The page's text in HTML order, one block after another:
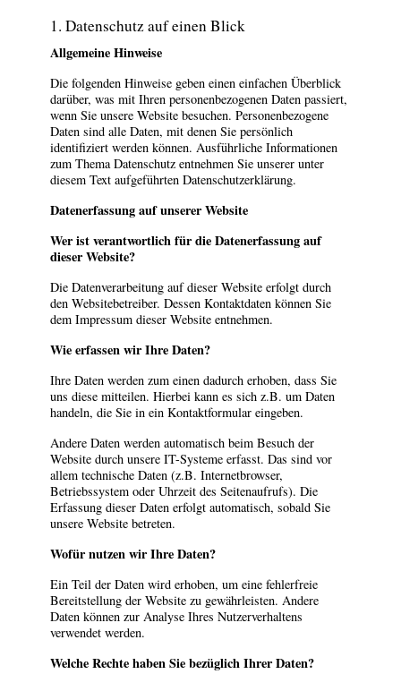
1. Datenschutz auf einen Blick
Allgemeine Hinweise
Die folgenden Hinweise geben einen einfachen Überblick
darüber, was mit Ihren personenbezogenen Daten passiert,
wenn Sie unsere Website besuchen. Personenbezogene
Daten sind alle Daten, mit denen Sie persönlich
identifiziert werden können. Ausführliche Informationen
zum Thema Datenschutz entnehmen Sie unserer unter
diesem Text aufgeführten Datenschutzerklärung.
Datenerfassung auf unserer Website
Wer ist verantwortlich für die Datenerfassung auf
dieser Website?
Die Datenverarbeitung auf dieser Website erfolgt durch
den Websitebetreiber. Dessen Kontaktdaten können Sie
dem Impressum dieser Website entnehmen.
Wie erfassen wir Ihre Daten?
Ihre Daten werden zum einen dadurch erhoben, dass Sie
uns diese mitteilen. Hierbei kann es sich z.B. um Daten
handeln, die Sie in ein Kontaktformular eingeben.
Andere Daten werden automatisch beim Besuch der
Website durch unsere IT-Systeme erfasst. Das sind vor
allem technische Daten (z.B. Internetbrowser,
Betriebssystem oder Uhrzeit des Seitenaufrufs). Die
Erfassung dieser Daten erfolgt automatisch, sobald Sie
unsere Website betreten.
Wofür nutzen wir Ihre Daten?
Ein Teil der Daten wird erhoben, um eine fehlerfreie
Bereitstellung der Website zu gewährleisten. Andere
Daten können zur Analyse Ihres Nutzerverhaltens
verwendet werden.
Welche Rechte haben Sie bezüglich Ihrer Daten?